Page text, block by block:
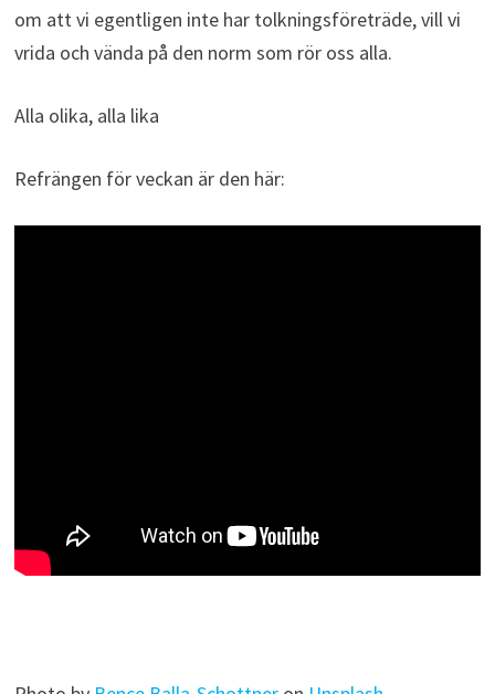
om att vi egentligen inte har tolkningsföreträde, vill vi
vrida och vända på den norm som rör oss alla.
Alla olika, alla lika
Refrängen för veckan är den här: